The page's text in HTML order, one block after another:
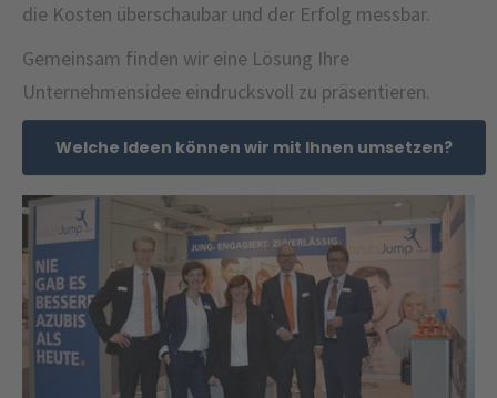
die Kosten überschaubar und der Erfolg messbar.
Gemeinsam finden wir eine Lösung Ihre
Unternehmensidee eindrucksvoll zu präsentieren.
Welche Ideen können wir mit Ihnen umsetzen?